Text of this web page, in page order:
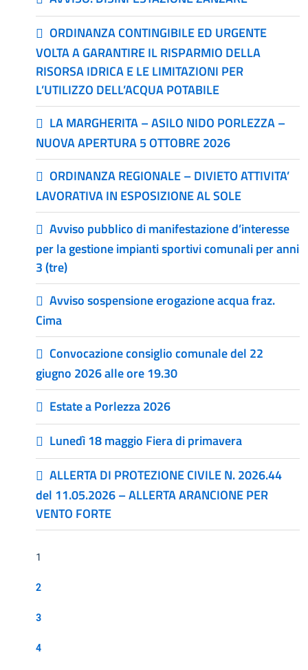
ORDINANZA CONTINGIBILE ED URGENTE
VOLTA A GARANTIRE IL RISPARMIO DELLA
RISORSA IDRICA E LE LIMITAZIONI PER
L’UTILIZZO DELL’ACQUA POTABILE
LA MARGHERITA – ASILO NIDO PORLEZZA –
NUOVA APERTURA 5 OTTOBRE 2026
ORDINANZA REGIONALE – DIVIETO ATTIVITA’
LAVORATIVA IN ESPOSIZIONE AL SOLE
Avviso pubblico di manifestazione d’interesse
per la gestione impianti sportivi comunali per anni
3 (tre)
Avviso sospensione erogazione acqua fraz.
Cima
Convocazione consiglio comunale del 22
giugno 2026 alle ore 19.30
Estate a Porlezza 2026
Lunedì 18 maggio Fiera di primavera
ALLERTA DI PROTEZIONE CIVILE N. 2026.44
del 11.05.2026 – ALLERTA ARANCIONE PER
VENTO FORTE
1
2
3
4